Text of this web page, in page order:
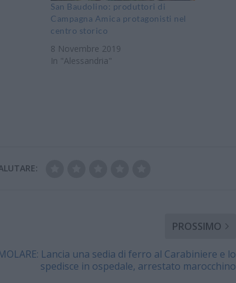
la
in
San Baudolino: produttori di
Campagna Amica protagonisti nel
centro storico
8 Novembre 2019
In "Alessandria"
PROSSIMO
Lancia una sedia di ferro al Carabiniere e lo
spedisce in ospedale, arrestato marocchino